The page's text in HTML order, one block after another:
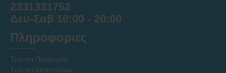
2331331752
Δευ-Σαβ 10:00 - 20:00
Πληροφοριες
Τρόποι Πληρωμής
Τρόποι Αποστολών